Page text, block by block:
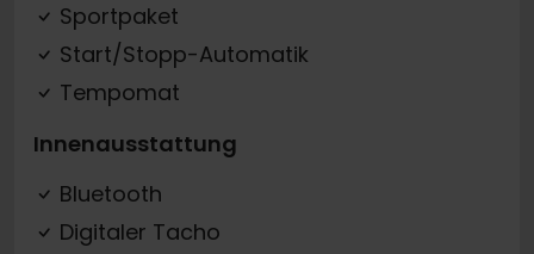
Sportpaket
Start/Stopp-Automatik
Tempomat
Innenausstattung
Bluetooth
Digitaler Tacho